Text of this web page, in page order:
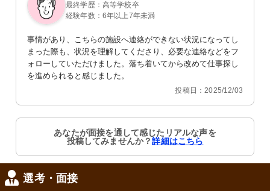
エアコン
置されています。能源効率の良い設計
洗面台
最終学歴：高等学校卒
経験年数：6年以上7年未満
事情があり、こちらの施設へ連絡ができない状況になってし
まった際も、状況を理解してくださり、必要な連絡などをフ
ォローしていただけました。落ち着いてから改めて仕事探し
を進められると感じました。
投稿日：2025/12/03
あなたが面接を通して感じたリアルな声を
投稿してみませんか？詳細はこちら
選考・面接